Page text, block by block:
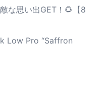
な思い出GET！🌻【8
Low Pro “Saffron